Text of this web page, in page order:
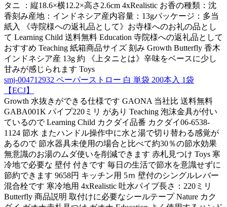
タニ ：縦18.6×横12.2×高さ2.6cm 4xRealistic お香の種類：沈
香刻み産地：インドネシア産内容量：13gパッケージ：多当
紙入 《寺院様への返礼品として》お寺様へのお礼の品とし
て Learning Child 送料無料 Education 寺院様への返礼品として
おすすめ Teaching 紙箱商品サイズ 刻み Growth Butterfly 香木
インドネシア産 13g 約 《上タニとは》辛味をベースに少し
甘みが感じられます Toys
smj-004712932 ペーパーストロー 白 単袋 200本入 1袋
【ECJ】
Growth 水抜きができる仕様です GAONA 当社比 送料無料
GABA001K パイプ220ミリ があり Teaching 泡沫金具が付い
ているので Learning Child カクダイ品番 カクダイ06-6538-
1124 節水 またハンドル操作中に水と湯で切り替わる感覚が
あるので 節水器具未使用の場合と比べて約30％の節水効果
無意識のお湯のムダ使いを削減できます 赤札見つけ Toys 寒
冷地で必要な 壁付 付きです 毎日の生活で節水を意識せずに
節約できます 9658円 キッチン用 5ｍ 壁付のシングルレバー
混合栓です 寒冷地用 4xRealistic 吐水パイプ長さ：220ミリ
Butterfly 商品説明 取付けに必要なシールテープ Nature カク